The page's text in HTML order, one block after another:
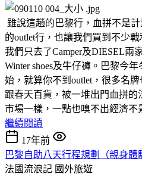
雖說這趟的巴黎行，血拼不是
的outlet行，也讓我們買到不少
我們只去了Camper及DIESEL兩
Winter shoes及牛仔褲。巴黎今
始，就算你不到outlet，很多名
跟春天百貨，被一堆出門血拼
市場一樣，一點也嗅不出經濟不
繼續閱讀
17年前
巴黎自助八天行程規劃（親身體
法國流浪記 國外旅遊